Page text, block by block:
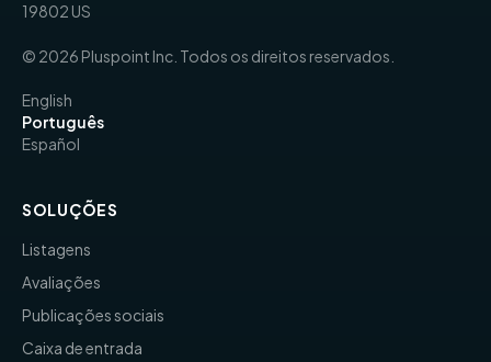
19802 US
© 2026 Pluspoint Inc. Todos os direitos reservados.
English
Português
Español
SOLUÇÕES
Listagens
Avaliações
Publicações sociais
Caixa de entrada